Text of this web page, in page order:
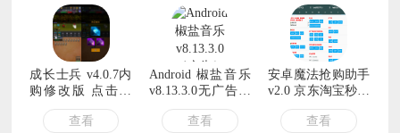
成长士兵 v4.0.7内
购修改版 点击购
买直接成功
查看
Android 椒盐音乐
v8.13.3.0无广告纯
净版
查看
安卓魔法抢购助手
v2.0 京东淘宝秒杀
抢购软件
查看